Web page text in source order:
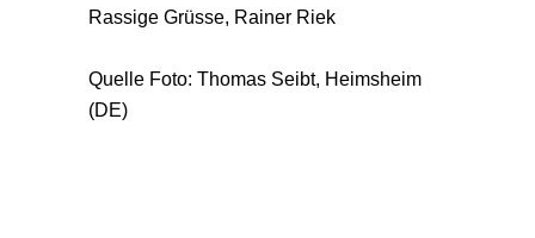
Rassige Grüsse, Rainer Riek
Quelle Foto: Thomas Seibt, Heimsheim
(DE)